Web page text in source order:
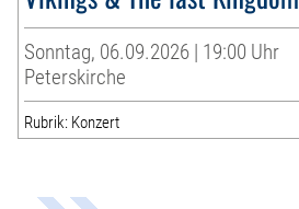
Sonntag, 06.09.2026 | 19:00 Uhr
Peterskirche
Rubrik: Konzert